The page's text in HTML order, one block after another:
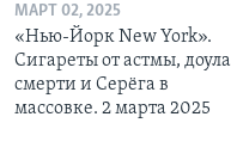
МАРТ 02, 2025
«Нью-Йорк New York».
Сигареты от астмы, доула
смерти и Серёга в
массовке. 2 марта 2025